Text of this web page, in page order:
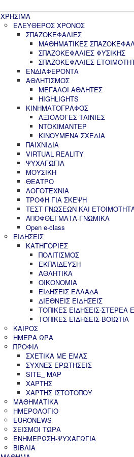
ΧΡΗΣΙΜΑ
ΕΛΕΥΘΕΡΟΣ ΧΡΟΝΟΣ
ΣΠΑΖΟΚΕΦΑΛΙΕΣ
ΜΑΘΗΜΑΤΙΚΕΣ
ΣΠΑΖΟΚΕΦΑΛΙΕΣ ΦΥΣΙΚΗΣ
ΣΠΑΖΟΚΕΦΑΛΙΕΣ
ΕΝΔΙΑΦΕΡΟΝΤΑ
ΑΘΛΗΤΙΣΜΟΣ
ΜΕΓΑΛΟΙ ΑΘΛΗΤΕΣ
HIGHLIGHTS
ΚΙΝΗΜΑΤΟΓΡΑΦΟΣ
ΑΞΙΟΛΟΓΕΣ ΤΑΙΝΙΕΣ
ΝΤΟΚΙΜΑΝΤΕΡ
ΚΙΝΟΥΜΕΝΑ ΣΧΕΔΙΑ
ΠΑΙΧΝΙΔΙΑ
VIRTUAL REALITY
ΨΥΧΑΓΩΓΙΑ
ΜΟΥΣΙΚΗ
ΘΕΑΤΡΟ
ΛΟΓΟΤΕΧΝΙΑ
ΤΡΟΦΗ ΓΙΑ ΣΚΕΨΗ
ΤΕΣΤ ΓΝΩΣΕΩΝ ΚΑΙ
ΑΠΟΦΘΕΓΜΑΤΑ-ΓΝΩΜΙΚΑ
Open e-class
ΕΙΔΗΣΕΙΣ
ΚΑΤΗΓΟΡΙΕΣ
ΠΟΛΙΤΙΣΜΟΣ
ΕΚΠΑΙΔΕΥΣΗ
ΑΘΛΗΤΙΚΑ
ΟΙΚΟΝΟΜΙΑ
ΕΙΔΗΣΕΙΣ ΕΛΛΑΔΑ
ΔΙΕΘΝΕΙΣ ΕΙΔΗΣΕΙΣ
ΤΟΠΙΚΕΣ ΕΙΔΗΣΕΙΣ-ΣΤΕΡΕΑ
ΤΟΠΙΚΕΣ ΕΙΔΗΣΕΙΣ-ΒΟΙΩΤΙΑ
ΚΑΙΡΟΣ
ΗΜΕΡΑ ΩΡΑ
ΠΡΟΦΙΛ
ΣΧΕΤΙΚΑ ΜΕ ΕΜΑΣ
ΣΥΧΝΕΣ ΕΡΩΤΗΣΕΙΣ
SITE_ MAP
ΧΑΡΤΗΣ
ΧΑΡΤΗΣ ΙΣΤΟΤΟΠΟΥ
ΜΑΘΗΜΑΤΙΚΑ
ΗΜΕΡΟΛΟΓΙΟ
EURONEWS
ΣΕΙΣΜΟΙ ΤΩΡΑ
ΕΝΗΜΕΡΩΣΗ-ΨΥΧΑΓΩΓΙΑ
ΒΙΒΛΙΑ